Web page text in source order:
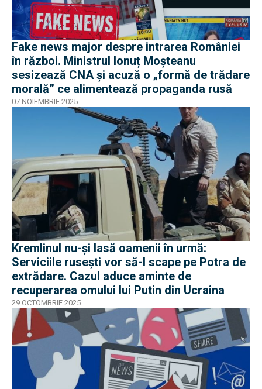
Fake news major despre intrarea României
în război. Ministrul Ionuț Moșteanu
sesizează CNA și acuză o „formă de trădare
morală” ce alimentează propaganda rusă
07 NOIEMBRIE 2025
Kremlinul nu-și lasă oamenii în urmă:
Serviciile rusești vor să-l scape pe Potra de
extrădare. Cazul aduce aminte de
recuperarea omului lui Putin din Ucraina
29 OCTOMBRIE 2025